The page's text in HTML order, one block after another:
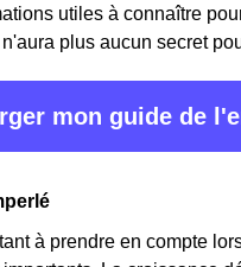
utiles à connaître
plus aucun secret
mon guide de
à prendre en compte